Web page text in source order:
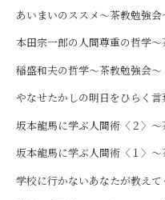
あいまいのススメ～茶教勉強会
本田宗一郎の人間尊重の哲学
稲盛和夫の哲学～茶教勉強会～
やなせたかしの明日をひらく
坂本龍馬に学ぶ人間術〈２〉
坂本龍馬に学ぶ人間術〈１〉
学校に行かないあなたが教え